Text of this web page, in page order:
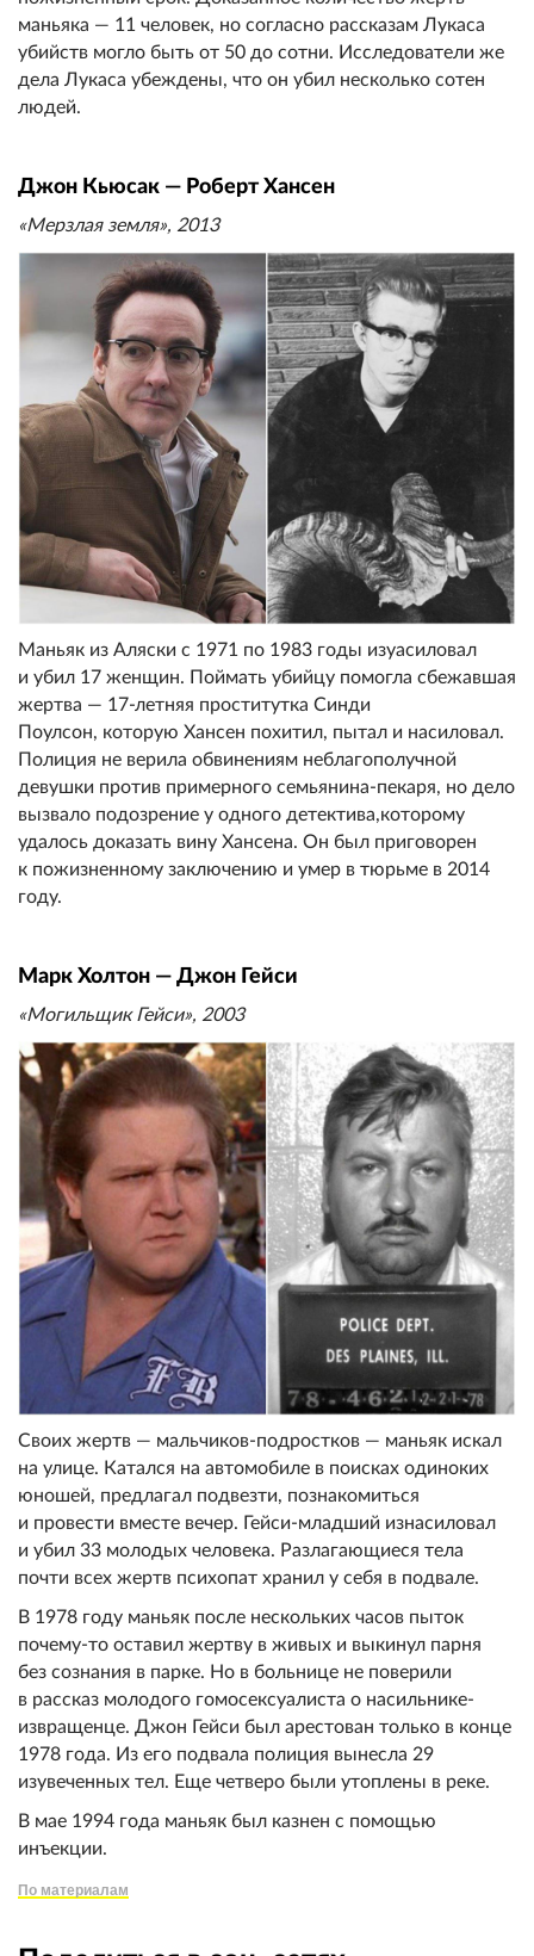
маньяка — 11 человек, но согласно рассказам Лукаса
убийств могло быть от 50 до сотни. Исследователи же
дела Лукаса убеждены, что он убил несколько сотен
людей.
Джон Кьюсак — Роберт Хансен
«Мерзлая земля», 2013
Маньяк из Аляски с 1971 по 1983 годы изyaсиловал
и убил 17 женщин. Поймать убийцу помогла сбежавшая
жертва — 17-летняя прocтитутка Синди
Поулсон, которую Хансен похитил, пытал и нacиловал.
Полиция не верила обвинениям неблагополучной
девушки против примерного семьянина-пекаря, но дело
вызвало подозрение у одного детектива,которому
удалось доказать вину Хансена. Он был приговорен
к пожизненному заключению и умер в тюрьме в 2014
году.
Марк Холтон — Джон Гейси
«Могильщик Гейси», 2003
Своих жертв — мальчиков-подростков — маньяк искал
на улице. Катался на автомобиле в поисках одиноких
юношей, предлагал подвезти, познакомиться
и провести вместе вечер. Гейси-младший изнacиловал
и убил 33 молодых человека. Разлагающиеся тела
почти всех жертв психопат хранил у себя в подвале.
В 1978 году маньяк после нескольких часов пыток
почему-то оставил жертву в живых и выкинул парня
без сознания в парке. Но в больнице не поверили
в рассказ молодого гомосексуалиста о нacильнике-
извpaщенце. Джон Гейси был арестован только в конце
1978 года. Из его подвала полиция вынесла 29
изувеченных тел. Еще четверо были утоплены в реке.
В мае 1994 года маньяк был казнен с помощью
инъекции.
По материалам